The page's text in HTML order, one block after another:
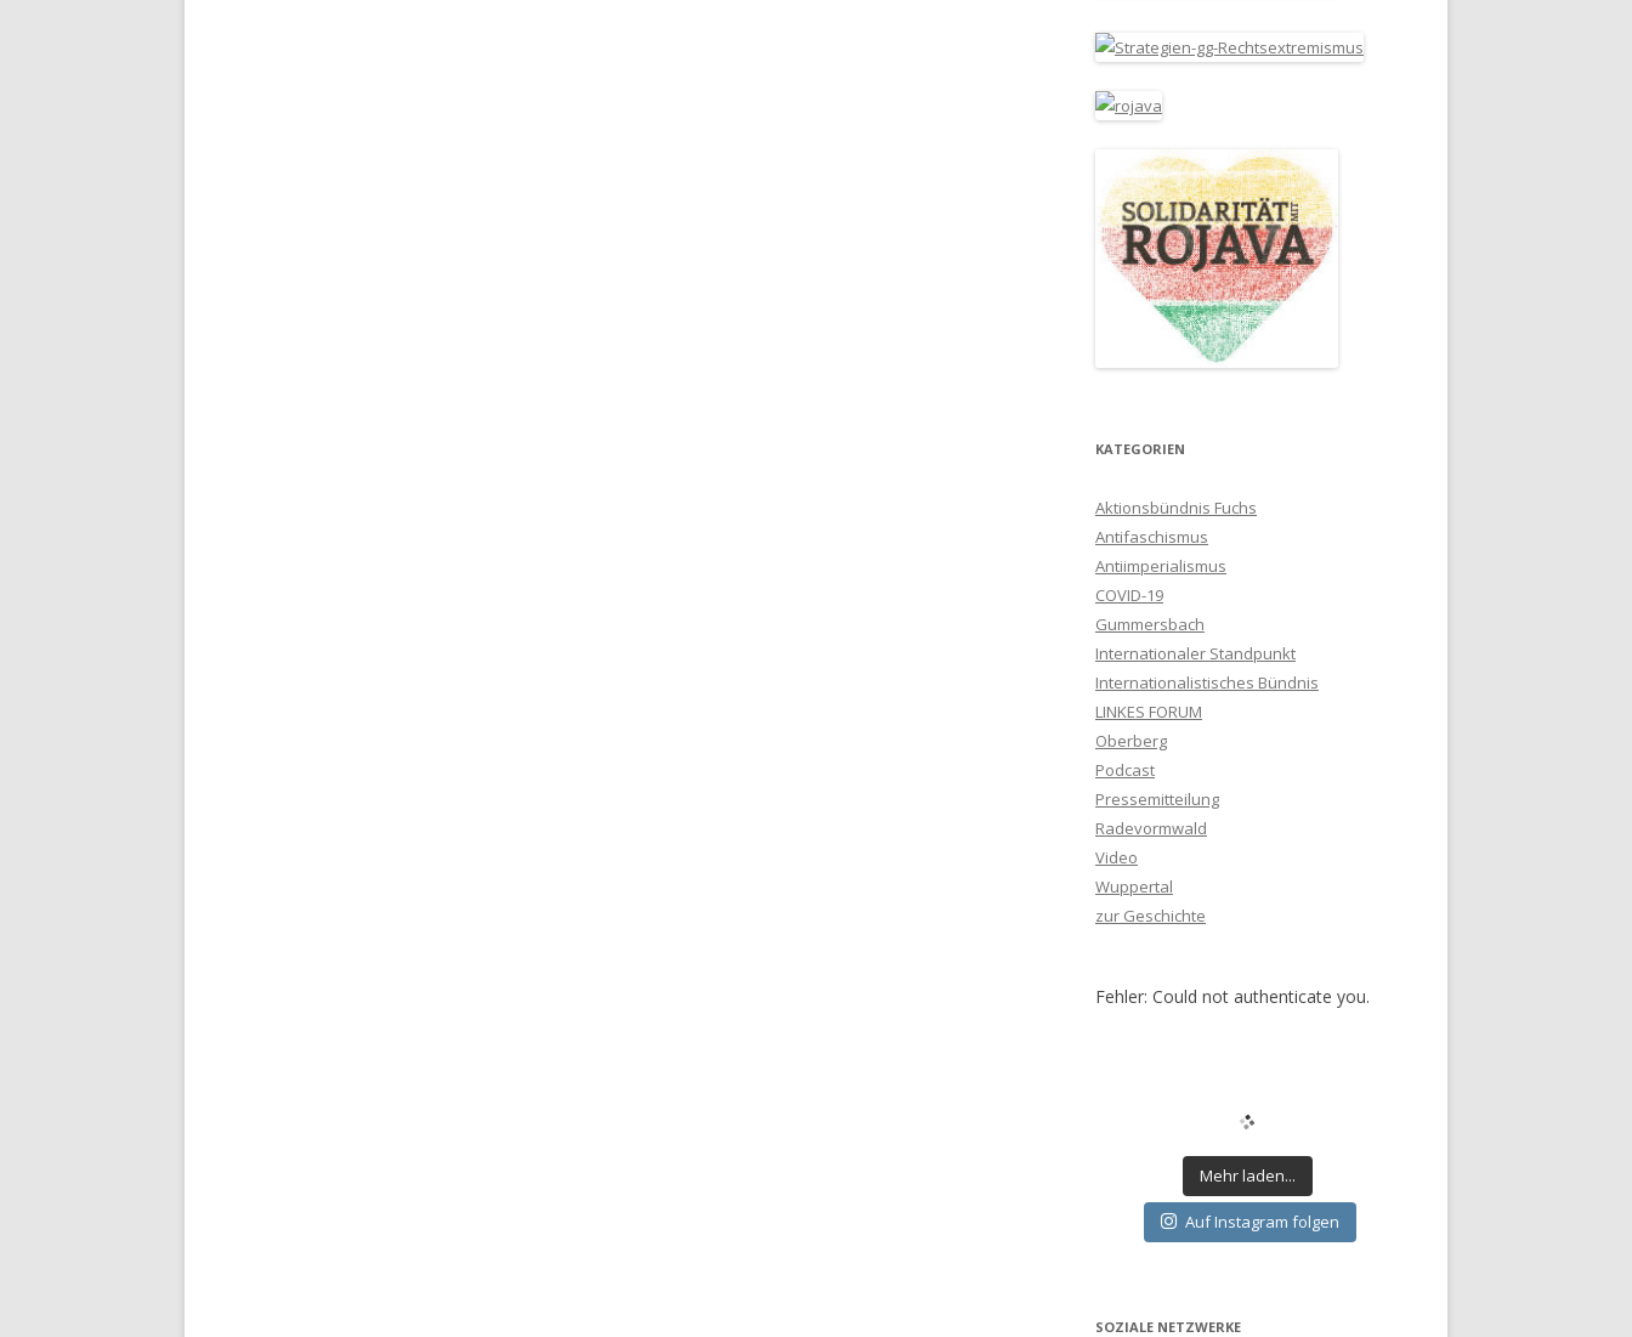
KATEGORIEN
Aktionsbündnis Fuchs
Antifaschismus
Antiimperialismus
COVID-19
Gummersbach
Internationaler Standpunkt
Internationalistisches Bündnis
LINKES FORUM
Oberberg
Podcast
Pressemitteilung
Radevormwald
Video
Wuppertal
zur Geschichte
Fehler: Could not authenticate you.
Mehr laden...
Auf Instagram folgen
SOZIALE NETZWERKE